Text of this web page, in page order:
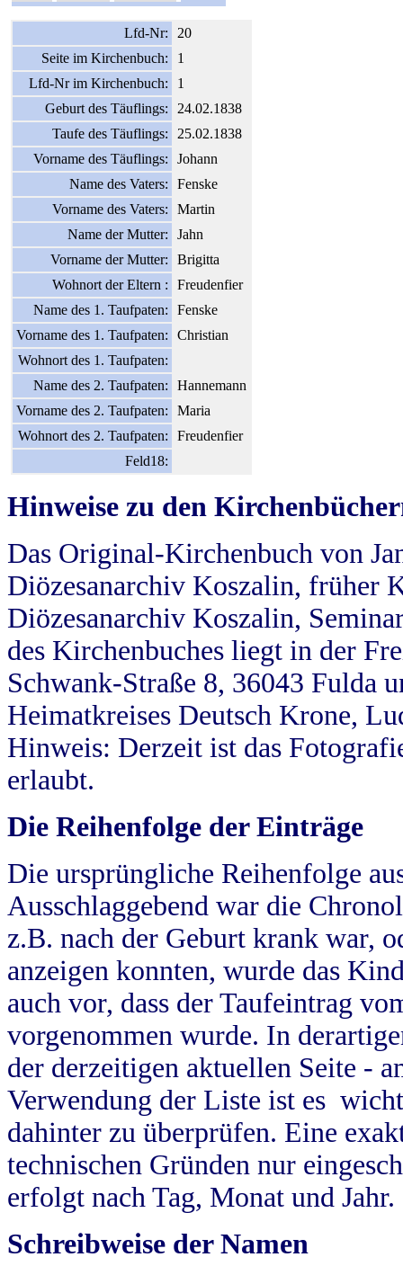
Lfd-Nr:
20
Seite im Kirchenbuch:
1
Lfd-Nr im Kirchenbuch:
1
Geburt des Täuflings:
24.02.1838
Taufe des Täuflings:
25.02.1838
Vorname des Täuflings:
Johann
Name des Vaters:
Fenske
Vorname des Vaters:
Martin
Name der Mutter:
Jahn
Vorname der Mutter:
Brigitta
Wohnort der Eltern :
Freudenfier
Name des 1. Taufpaten:
Fenske
Vorname des 1. Taufpaten:
Christian
Wohnort des 1. Taufpaten:
Name des 2. Taufpaten:
Hannemann
Vorname des 2. Taufpaten:
Maria
Wohnort des 2. Taufpaten:
Freudenfier
Feld18:
Hinweise zu den
Das Original-Kirchenbuch von
Diözesanarchiv Koszalin, früher
Diözesanarchiv Koszalin,
des Kirchenbuches liegt in der
Schwank-Straße 8, 36043 Fulda
Heimatkreises Deutsch Krone,
Hinweis: Derzeit ist das
erlaubt.
Die Reihenfolge der Einträge
Die ursprüngliche Reihenfolge
Ausschlaggebend war die
z.B. nach der Geburt krank war,
anzeigen konnten, wurde das
auch vor, dass der Taufeintrag
vorgenommen wurde. In
der derzeitigen aktuellen Seite -
Verwendung der Liste ist es
dahinter zu überprüfen. Eine
technischen Gründen nur
erfolgt nach Tag, Monat und Jahr.
Schreibweise der Namen